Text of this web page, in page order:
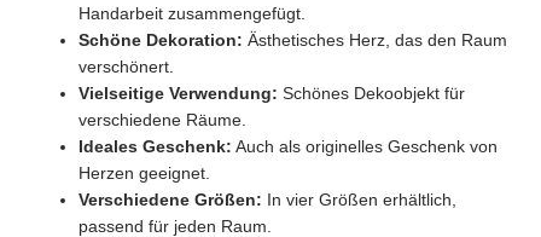
Handarbeit zusammengefügt.
Schöne Dekoration: Ästhetisches Herz, das den Raum
verschönert.
Vielseitige Verwendung: Schönes Dekoobjekt für
verschiedene Räume.
Ideales Geschenk: Auch als originelles Geschenk von
Herzen geeignet.
Verschiedene Größen: In vier Größen erhältlich,
passend für jeden Raum.